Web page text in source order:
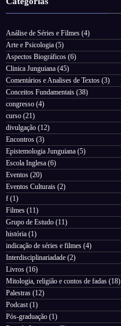
Análise de Séries e Filmes (4)
Arte e Psicologia (5)
Aspectos Biográficos (6)
Clinica Junguiana (45)
Comentários e Analises de Textos (3)
Conceitos Fundamentais (38)
congresso (4)
curso (21)
divulgação (12)
Encontros (3)
Epistemologia Junguiana (5)
Escola Inglesa (6)
Eventos (20)
Eventos Culturais (2)
f (1)
Filmes (11)
Grupo de Estudo (11)
história (1)
indicação de séries e filmes (4)
Interdisciplinariadade (2)
Livros (16)
Mitologia, religião e contos de fadas (18)
Palestras (12)
Podcast (1)
Pós-graduação (1)